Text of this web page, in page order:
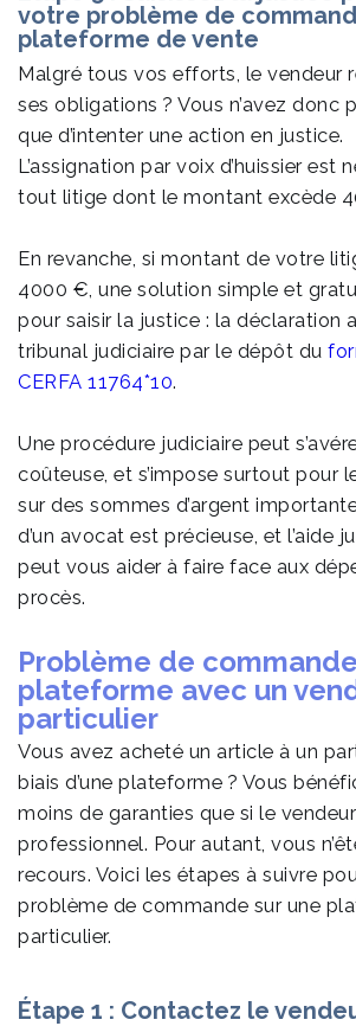
votre problème de
plateforme de vente
Malgré tous vos efforts, le vendeur
ses obligations ? Vous n’avez donc
que d’intenter une action en justice.
L’assignation par voix d’huissier est
tout litige dont le montant excède
En revanche, si montant de votre
4000 €, une solution simple et
pour saisir la justice : la déclaration
tribunal judiciaire par le dépôt du
CERFA 11764*10.
Une procédure judiciaire peut
coûteuse, et s’impose surtout pour
sur des sommes d’argent
d’un avocat est précieuse, et l’aide
peut vous aider à faire face aux
procès.
Problème de
plateforme avec un
particulier
Vous avez acheté un article à un
biais d’une plateforme ? Vous
moins de garanties que si le
professionnel. Pour autant, vous
recours. Voici les étapes à suivre
problème de commande sur une
particulier.
Étape 1 : Contactez le